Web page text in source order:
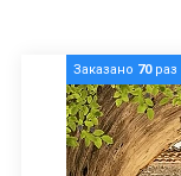
Заказано 70раз